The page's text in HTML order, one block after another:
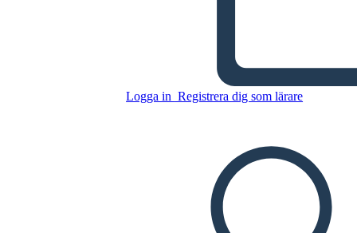
Logga in Registrera dig som lärare
SPELA UPP BILDSPEL
LÄS FÖR MIG